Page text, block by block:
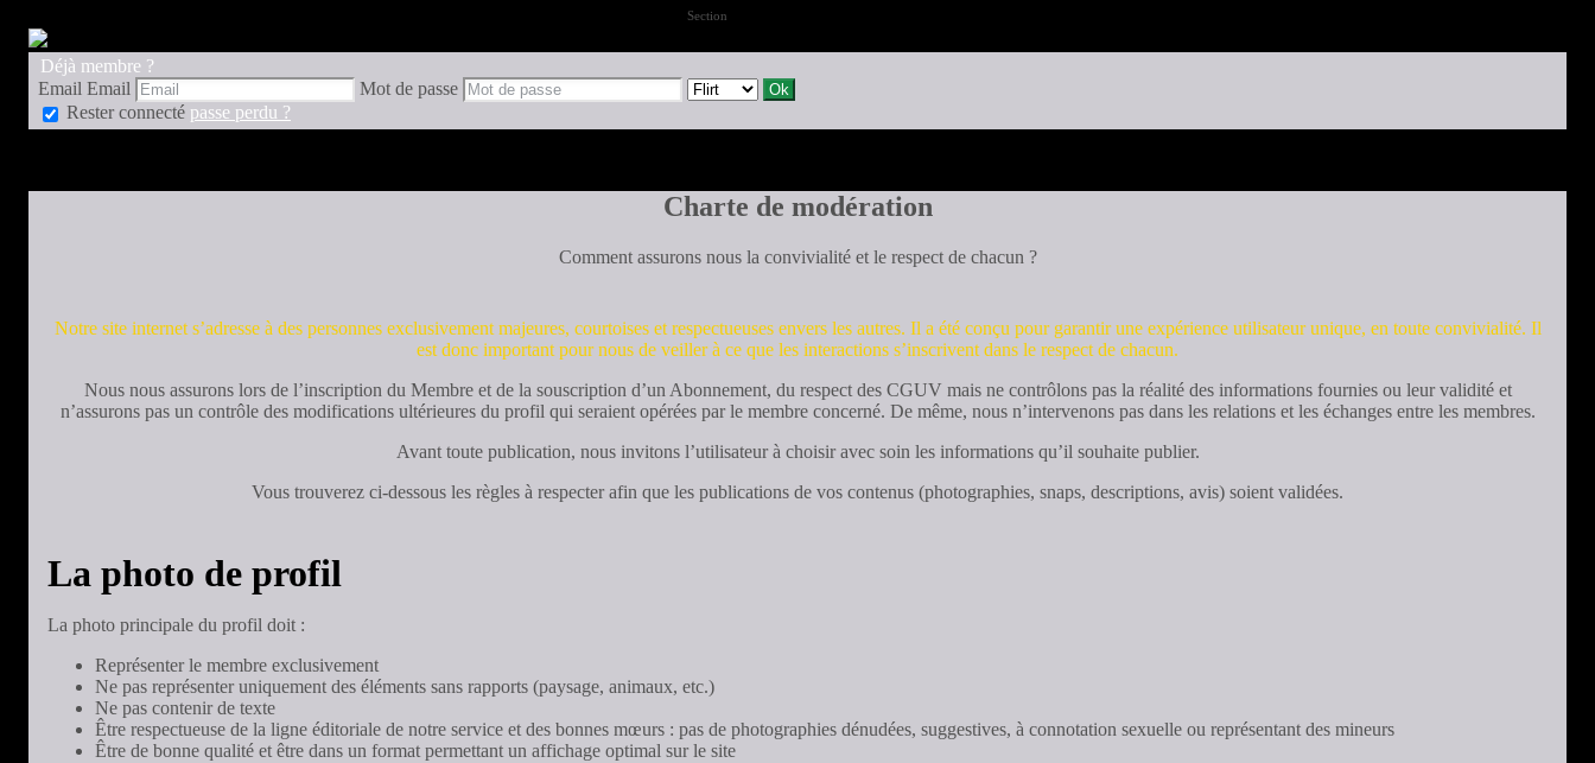
Déjà membre ?
Email Email Mot de passe
Section
Rester connecté passe perdu ?
Charte de modération
Comment assurons nous la convivialité et le respect de chacun ?
Notre site internet s’adresse à des personnes exclusivement majeures, courtoises et respectueuses envers les autres. Il a été conçu pour garantir une expérience utilisateur unique, en toute convivialité. Il
est donc important pour nous de veiller à ce que les interactions s’inscrivent dans le respect de chacun.
Nous nous assurons lors de l’inscription du Membre et de la souscription d’un Abonnement, du respect des CGUV mais ne contrôlons pas la réalité des informations fournies ou leur validité et
n’assurons pas un contrôle des modifications ultérieures du profil qui seraient opérées par le membre concerné. De même, nous n’intervenons pas dans les relations et les échanges entre les membres.
Avant toute publication, nous invitons l’utilisateur à choisir avec soin les informations qu’il souhaite publier.
Vous trouverez ci-dessous les règles à respecter afin que les publications de vos contenus (photographies, snaps, descriptions, avis) soient validées.
La photo de profil
La photo principale du profil doit :
Représenter le membre exclusivement
Ne pas représenter uniquement des éléments sans rapports (paysage, animaux, etc.)
Ne pas contenir de texte
Être respectueuse de la ligne éditoriale de notre service et des bonnes mœurs : pas de photographies dénudées, suggestives, à connotation sexuelle ou représentant des mineurs
Être de bonne qualité et être dans un format permettant un affichage optimal sur le site